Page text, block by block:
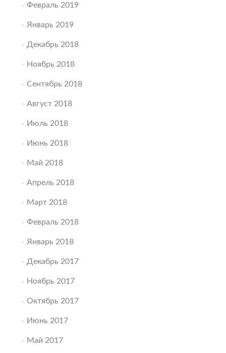
Февраль 2019
Январь 2019
Декабрь 2018
Ноябрь 2018
Сентябрь 2018
Август 2018
Июль 2018
Июнь 2018
Май 2018
Апрель 2018
Март 2018
Февраль 2018
Январь 2018
Декабрь 2017
Ноябрь 2017
Октябрь 2017
Июнь 2017
Май 2017